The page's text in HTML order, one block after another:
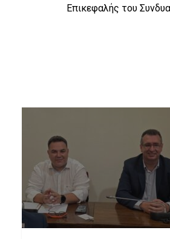
Επικεφαλής του